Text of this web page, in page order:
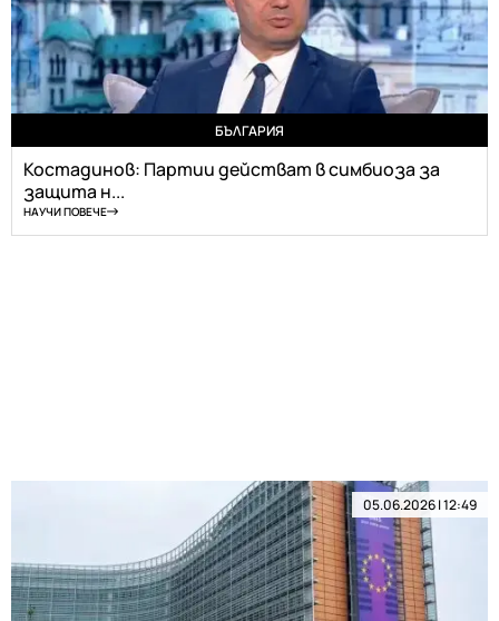
БЪЛГАРИЯ
Костадинов: Партии действат в симбиоза за
защита н...
НАУЧИ ПОВЕЧЕ
05.06.2026 | 12:49